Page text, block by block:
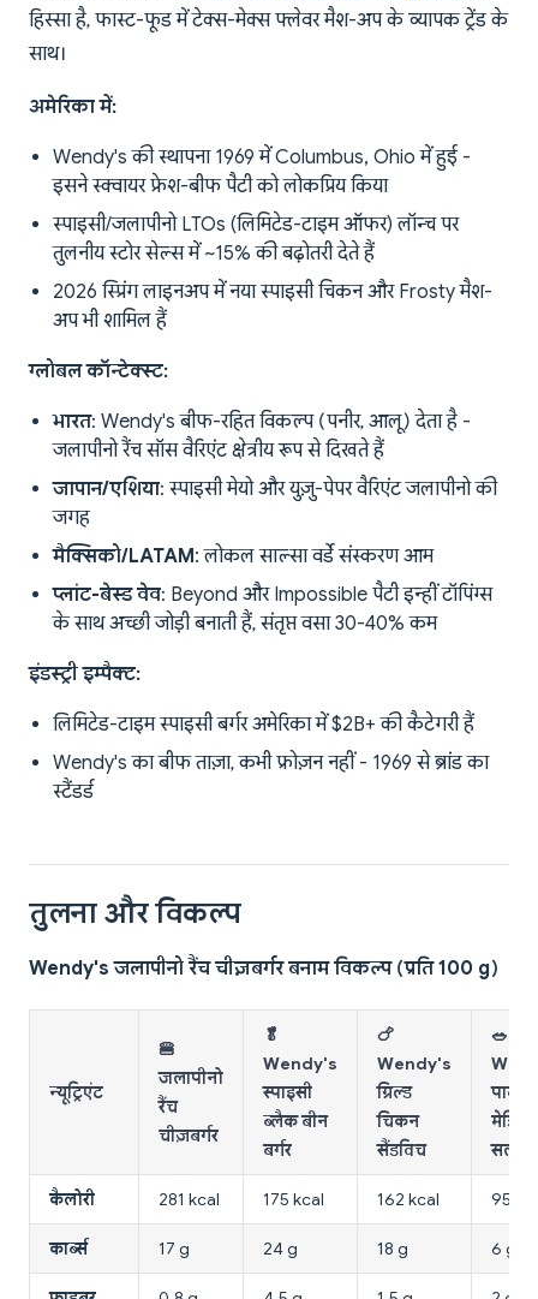
हिस्सा है, फास्ट-फूड में टेक्स-मेक्स फ्लेवर मैश-अप के व्यापक ट्रेंड के
साथ।
अमेरिका में:
Wendy's की स्थापना 1969 में Columbus, Ohio में हुई -
इसने स्क्वायर फ्रेश-बीफ पैटी को लोकप्रिय किया
स्पाइसी/जलापीनो LTOs (लिमिटेड-टाइम ऑफर) लॉन्च पर
तुलनीय स्टोर सेल्स में ~15% की बढ़ोतरी देते हैं
2026 स्प्रिंग लाइनअप में नया स्पाइसी चिकन और Frosty मैश-
अप भी शामिल हैं
ग्लोबल कॉन्टेक्स्ट:
भारत: Wendy's बीफ-रहित विकल्प (पनीर, आलू) देता है -
जलापीनो रैंच सॉस वैरिएंट क्षेत्रीय रूप से दिखते हैं
जापान/एशिया: स्पाइसी मेयो और युज़ु-पेपर वैरिएंट जलापीनो की
जगह
मैक्सिको/LATAM: लोकल साल्सा वर्डे संस्करण आम
प्लांट-बेस्ड वेव: Beyond और Impossible पैटी इन्हीं टॉपिंग्स
के साथ अच्छी जोड़ी बनाती हैं, संतृप्त वसा 30-40% कम
इंडस्ट्री इम्पैक्ट:
लिमिटेड-टाइम स्पाइसी बर्गर अमेरिका में $2B+ की कैटेगरी हैं
Wendy's का बीफ ताज़ा, कभी फ्रोज़न नहीं - 1969 से ब्रांड का
स्टैंडर्ड
तुलना और विकल्प
Wendy's जलापीनो रैंच चीज़बर्गर बनाम विकल्प (प्रति 100 g)
न्यूट्रिएंट
🍔
जलापीनो
रैंच
चीज़बर्गर
🥬
Wendy's
स्पाइसी
ब्लैक बीन
बर्गर
🍗
Wendy's
ग्रिल्ड
चिकन
सैंडविच
🥗
पावर
सलाद
कैलोरी 281 kcal 175 kcal 162 kcal 95
कार्ब्स 17 g 24 g 18 g 6 g